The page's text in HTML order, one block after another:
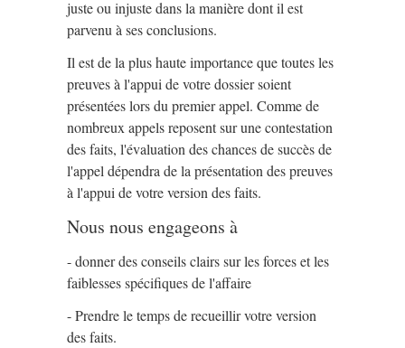
juste ou injuste dans la manière dont il est
parvenu à ses conclusions.
Il est de la plus haute importance que toutes les
preuves à l'appui de votre dossier soient
présentées lors du premier appel. Comme de
nombreux appels reposent sur une contestation
des faits, l'évaluation des chances de succès de
l'appel dépendra de la présentation des preuves
à l'appui de votre version des faits.
Nous nous engageons à
- donner des conseils clairs sur les forces et les
faiblesses spécifiques de l'affaire
- Prendre le temps de recueillir votre version
des faits.